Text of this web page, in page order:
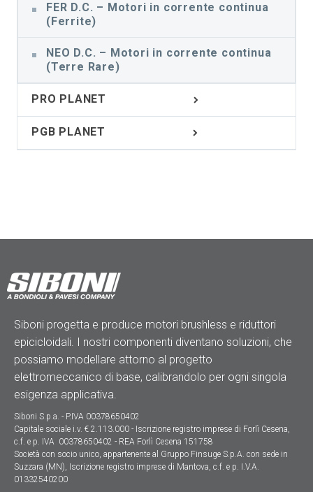
FER D.C. – Motori in corrente continua
(Ferrite)
NEO D.C. – Motori in corrente continua
(Terre Rare)
PRO PLANET
PGB PLANET
Siboni progetta e produce motori brushless e riduttori
epicicloidali. I nostri componenti diventano soluzioni, che
possiamo modellare attorno al progetto
elettromeccanico di base, calibrandolo per ogni singola
esigenza applicativa.
Siboni S.p.a. - P.IVA 00378650402
Capitale sociale i.v. € 2.113.000 - Iscrizione registro imprese di Forlì Cesena,
c.f. e p. IVA 00378650402 - REA Forlì Cesena 151758
Società con socio unico, appartenente al Gruppo Finsuge S.p.A. con sede in
Suzzara (MN), Iscrizione registro imprese di Mantova, c.f. e p. I.V.A.
01332540200